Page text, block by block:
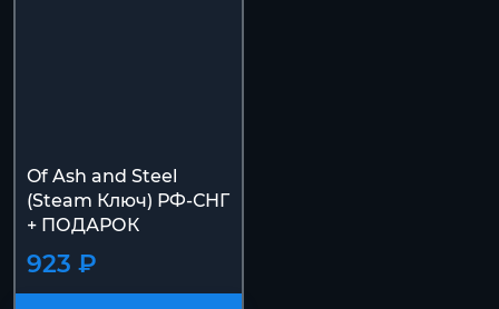
Of Ash and Steel
(Steam Ключ) РФ-СНГ
+ ПОДАРОК
923 ₽